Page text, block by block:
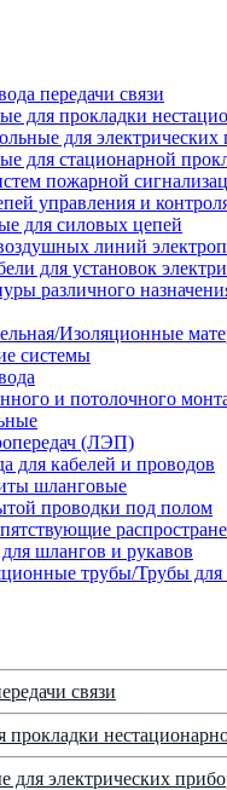
передачи связи
для прокладки
для электрических
для стационарной
пожарной
управления и
для силовых цепей
линий
для установок
различного
Изоляционные
системы
и потолочного
(ЛЭП)
для кабелей и проводов
шланговые
проводки под полом
шлангов и рукавов
трубы/Трубы для
связи
прокладки
для электрических